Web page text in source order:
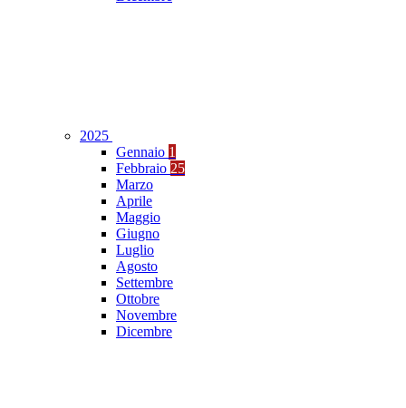
2025
Gennaio 1
Febbraio 25
Marzo
Aprile
Maggio
Giugno
Luglio
Agosto
Settembre
Ottobre
Novembre
Dicembre